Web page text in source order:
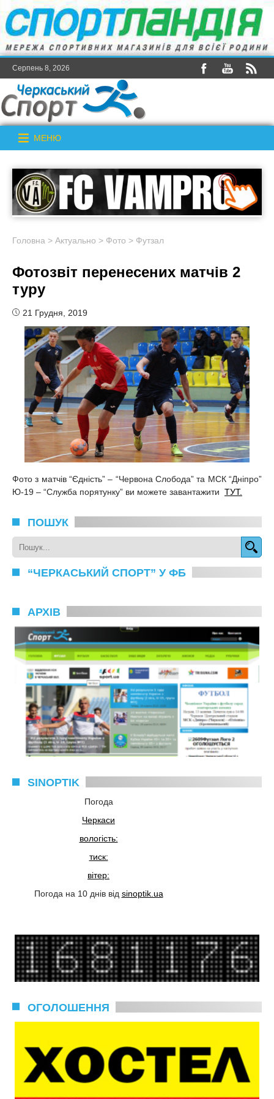
Серпень 8, 2026
МЕНЮ
Головна > Актуально > Фото > Футзал
Фотозвіт перенесених матчів 2
туру
21 Грудня, 2019
Фото з матчів “Єдність” – “Червона Слобода” та МСК “Дніпро”
Ю-19 – “Служба порятунку” ви можете завантажити ТУТ.
ПОШУК
“ЧЕРКАСЬКИЙ СПОРТ” У ФБ
АРХІВ
SINOPTIK
Погода
Черкаси
вологість:
тиск:
вітер:
Погода на 10 днів від sinoptik.ua
ОГОЛОШЕННЯ